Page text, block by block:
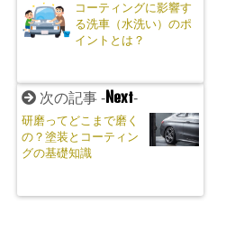
コーティングに影響す
る洗車（水洗い）のポ
イントとは？
次の記事 - Next-
研磨ってどこまで磨く
の？塗装とコーティン
グの基礎知識